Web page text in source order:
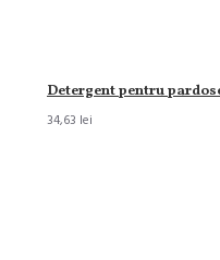
Detergent pentru
34,63 lei